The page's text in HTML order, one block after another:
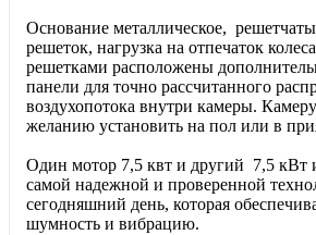
Основание металлическое,
решеток, нагрузка на отпечаток
решетками расположены
панели для точно рассчитанного
воздухопотока внутри камеры.
желанию установить на пол или в
Один мотор 7,5 квт и другий 7,5 кВт
самой надежной и проверенной
сегодняшний день, которая
шумность и вибрацию.